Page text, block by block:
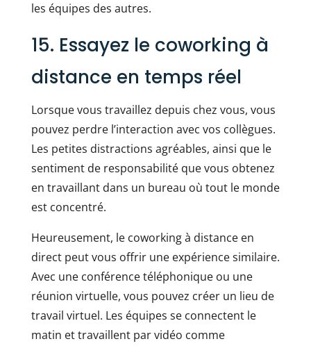
les équipes des autres.
15. Essayez le coworking à
distance en temps réel
Lorsque vous travaillez depuis chez vous, vous
pouvez perdre l’interaction avec vos collègues.
Les petites distractions agréables, ainsi que le
sentiment de responsabilité que vous obtenez
en travaillant dans un bureau où tout le monde
est concentré.
Heureusement, le coworking à distance en
direct peut vous offrir une expérience similaire.
Avec une conférence téléphonique ou une
réunion virtuelle, vous pouvez créer un lieu de
travail virtuel. Les équipes se connectent le
matin et travaillent par vidéo comme